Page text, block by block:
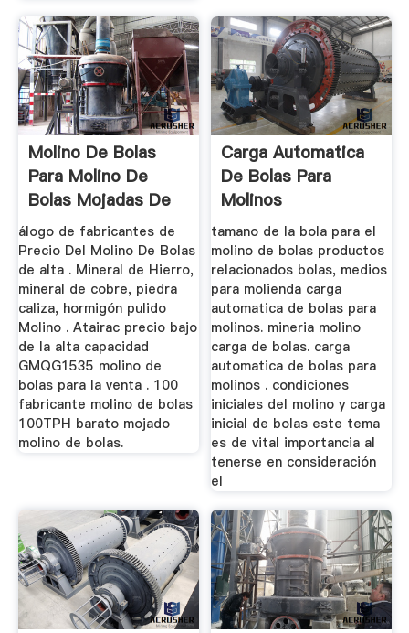
Molino De Bolas
Para Molino De
Bolas Mojadas De
Hierro
álogo de fabricantes de
Precio Del Molino De Bolas
de alta . Mineral de Hierro,
mineral de cobre, piedra
caliza, hormigón pulido
Molino . Atairac precio bajo
de la alta capacidad
GMQG1535 molino de
bolas para la venta . 100
fabricante molino de bolas
100TPH barato mojado
molino de bolas.
Carga Automatica
De Bolas Para
Molinos
tamano de la bola para el
molino de bolas productos
relacionados bolas, medios
para molienda carga
automatica de bolas para
molinos. mineria molino
carga de bolas. carga
automatica de bolas para
molinos . condiciones
iniciales del molino y carga
inicial de bolas este tema
es de vital importancia al
tenerse en consideración
el